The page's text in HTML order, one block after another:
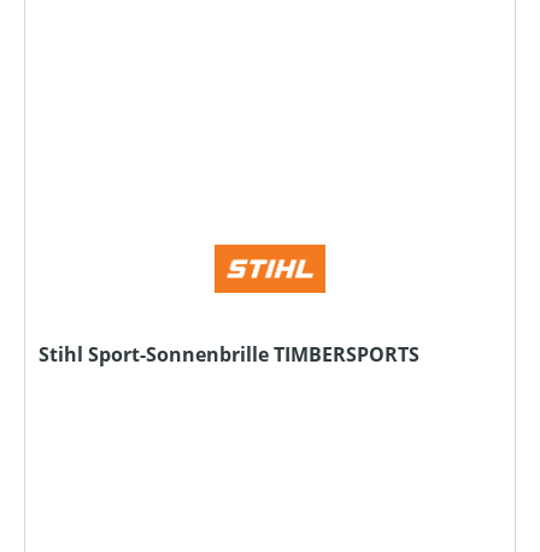
Stihl Sport-Sonnenbrille TIMBERSPORTS